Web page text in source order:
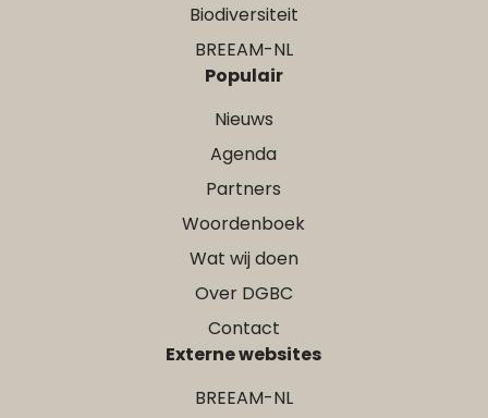
Biodiversiteit
BREEAM-NL
Populair
Nieuws
Agenda
Partners
Woordenboek
Wat wij doen
Over DGBC
Contact
Externe websites
BREEAM-NL